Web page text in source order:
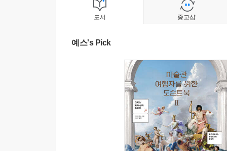
도서
예스's Pick
중고샵